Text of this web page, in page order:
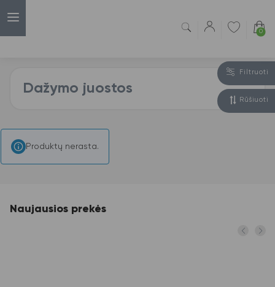
0
Filtruoti
Rūšiuoti
Dažymo juostos
Produktų nerasta.
Naujausios prekės